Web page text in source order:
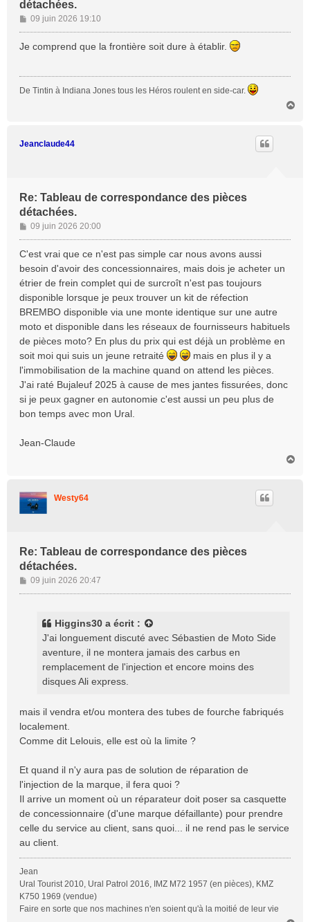
détachées.
M
e
s
e
09 juin 2026 19:10
Je comprend que la frontière soit dure à établir.
De Tintin à Indiana Jones tous les Héros roulent en side-car.
Jeanclaude44
Re: Tableau de correspondance des pièces
détachées.
M
e
s
g
e
09 juin 2026 20:00
C'est vrai que ce n'est pas simple car nous avons aussi
besoin d'avoir des concessionnaires, mais dois je acheter un
étrier de frein complet qui de surcroît n'est pas toujours
disponible lorsque je peux trouver un kit de réfection
BREMBO disponible via une monte identique sur une autre
moto et disponible dans les réseaux de fournisseurs habituels
de pièces moto? En plus du prix qui est déjà un problème en
soit moi qui suis un jeune retraité
mais en plus il y a
l'immobilisation de la machine quand on attend les pièces.
J'ai raté Bujaleuf 2025 à cause de mes jantes fissurées, donc
si je peux gagner en autonomie c'est aussi un peu plus de
bon temps avec mon Ural.
Jean-Claude
Westy64
Re: Tableau de correspondance des pièces
détachées.
M
e
09 juin 2026 20:47
Higgins30 a écrit :
J'ai longuement discuté avec Sébastien de Moto Side
aventure, il ne montera jamais des carbus en
remplacement de l'injection et encore moins des
disques Ali express.
mais il vendra et/ou montera des tubes de fourche fabriqués
localement.
Comme dit Lelouis, elle est où la limite ?
Et quand il n'y aura pas de solution de réparation de
l'injection de la marque, il fera quoi ?
Il arrive un moment où un réparateur doit poser sa casquette
de concessionnaire (d'une marque défaillante) pour prendre
celle du service au client, sans quoi... il ne rend pas le service
au client.
Jean
Ural Tourist 2010, Ural Patrol 2016, IMZ M72 1957 (en pièces), KMZ
K750 1969 (vendue)
Faire en sorte que nos machines n'en soient qu'à la moitié de leur vie